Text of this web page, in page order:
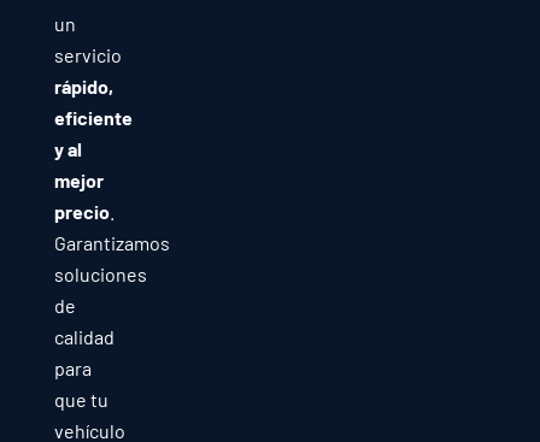
un
servicio
rápido,
eficiente
y al
mejor
precio.
Garantizamos
soluciones
de
calidad
para
que tu
vehículo